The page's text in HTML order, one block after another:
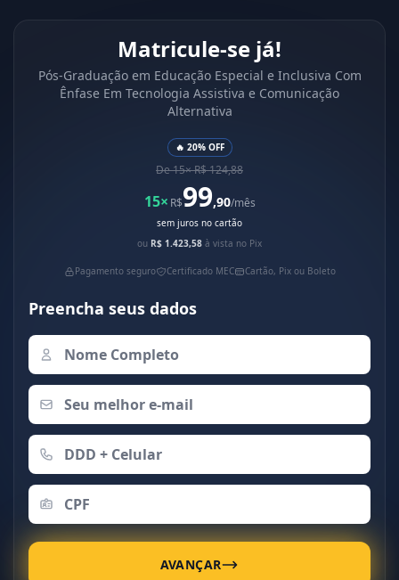
Matricule-se já!
Pós-Graduação em Educação Especial e Inclusiva Com
Ênfase Em Tecnologia Assistiva e Comunicação
Alternativa
🔥 20% OFF
De 15× R$ 124,88
15× R$99,90/mês
sem juros no cartão
ou R$ 1.423,58 à vista no Pix
Pagamento seguro Certificado MEC Cartão, Pix ou Boleto
Preencha seus dados
AVANÇAR